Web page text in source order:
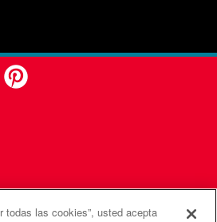
todas las cookies”, usted acepta